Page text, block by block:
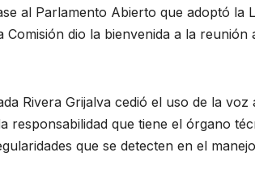
al Parlamento Abierto que adoptó la
Comisión dio la bienvenida a la
Rivera Grijalva cedió el uso de la voz
responsabilidad que tiene el órgano
que se detecten en el